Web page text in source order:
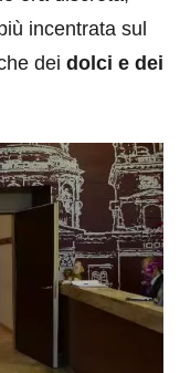
incentrata sul
dei dolci e dei